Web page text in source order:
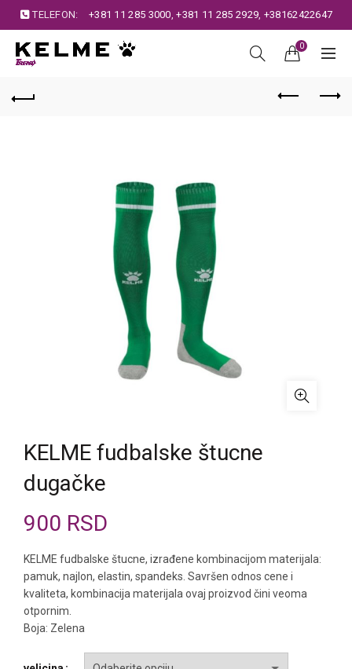
TELEFON: +381 11 285 3000,+381 11 285 2929, +38162422647
0
KELME fudbalske štucne
dugačke
900 RSD
KELME fudbalske štucne, izrađene kombinacijom materijala:
pamuk, najlon, elastin, spandeks. Savršen odnos cene i
kvaliteta, kombinacija materijala ovaj proizvod čini veoma
otpornim.
Boja: Zelena